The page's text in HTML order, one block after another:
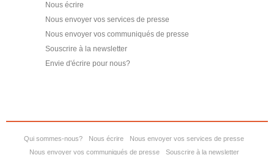
Nous écrire
Nous envoyer vos services de presse
Nous envoyer vos communiqués de presse
Souscrire à la newsletter
Envie d'écrire pour nous?
Qui sommes-nous? Nous écrire
Nous envoyer vos services de presse
Nous envoyer vos communiqués de presse
Souscrire à la newsletter